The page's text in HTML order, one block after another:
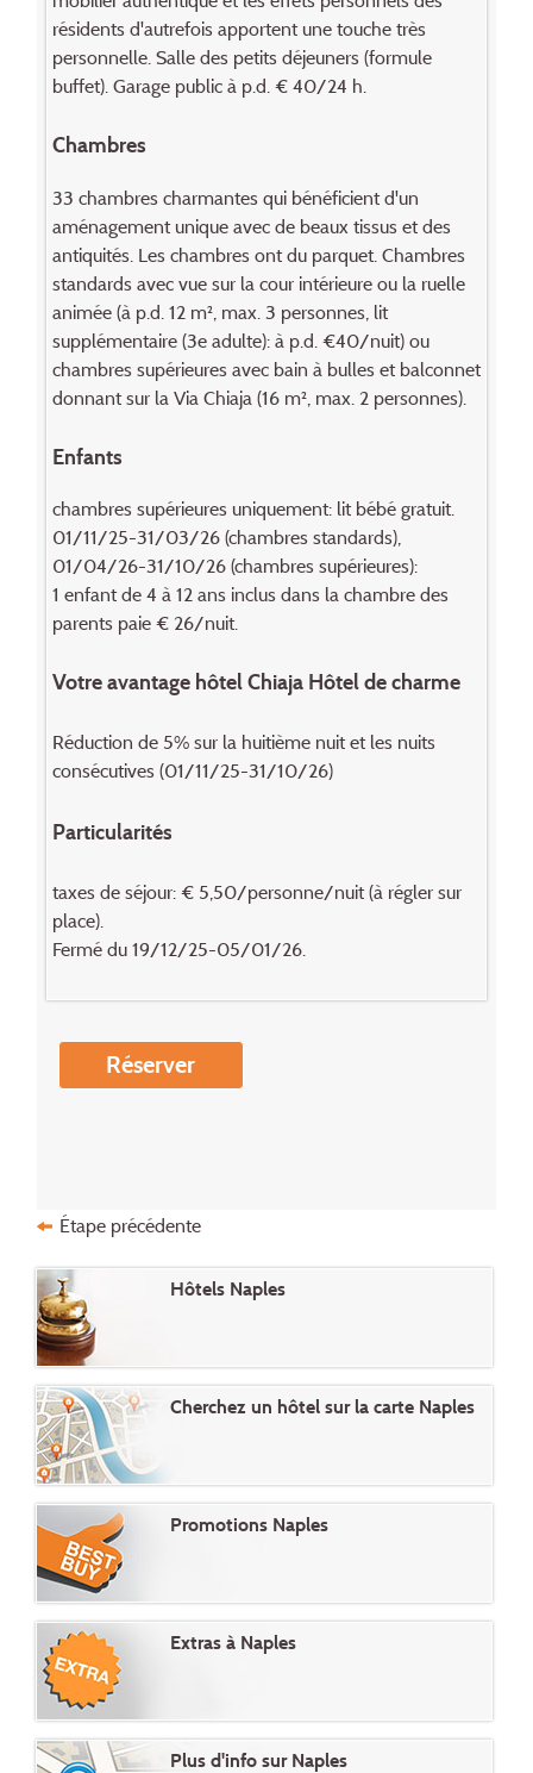
résidents d'autrefois apportent une touche très
personnelle. Salle des petits déjeuners (formule
buffet). Garage public à p.d. € 40/24 h.
Chambres
33 chambres charmantes qui bénéficient d'un
aménagement unique avec de beaux tissus et des
antiquités. Les chambres ont du parquet. Chambres
standards avec vue sur la cour intérieure ou la ruelle
animée (à p.d. 12 m², max. 3 personnes, lit
supplémentaire (3e adulte): à p.d. €40/nuit) ou
chambres supérieures avec bain à bulles et balconnet
donnant sur la Via Chiaja (16 m², max. 2 personnes).
Enfants
chambres supérieures uniquement: lit bébé gratuit.
01/11/25-31/03/26 (chambres standards),
01/04/26-31/10/26 (chambres supérieures):
1 enfant de 4 à 12 ans inclus dans la chambre des
parents paie € 26/nuit.
Votre avantage hôtel Chiaja Hôtel de charme
Réduction de 5% sur la huitième nuit et les nuits
consécutives (01/11/25-31/10/26)
Particularités
taxes de séjour: € 5,50/personne/nuit (à régler sur
place).
Fermé du 19/12/25-05/01/26.
Réserver
Étape précédente
Hôtels Naples
Cherchez un hôtel sur la carte Naples
Promotions Naples
Extras à Naples
Plus d'info sur Naples